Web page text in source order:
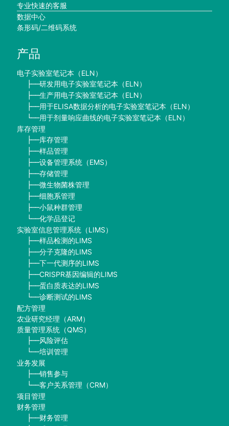
专业快速的客服
数据中心
条形码/二维码系统
产品
电子实验室笔记本（ELN）
├──研发用电子实验室笔记本（ELN）
├──生产用电子实验室笔记本（ELN）
├──用于ELISA数据分析的电子实验室笔记本（ELN）
└──用于剂量响应曲线的电子实验室笔记本（ELN）
库存管理
├──库存管理
├──样品管理
├──设备管理系统（EMS）
├──存储管理
├──微生物菌株管理
├──细胞系管理
├──小鼠种群管理
└──化学品登记
实验室信息管理系统（LIMS）
├──样品检测的LIMS
├──分子克隆的LIMS
├──下一代测序的LIMS
├──CRISPR基因编辑的LIMS
├──蛋白质表达的LIMS
└──诊断测试的LIMS
配方管理
农业研究经理（ARM）
质量管理系统（QMS）
├──风险评估
└──培训管理
业务发展
├──销售参与
└──客户关系管理（CRM）
项目管理
财务管理
├──财务管理